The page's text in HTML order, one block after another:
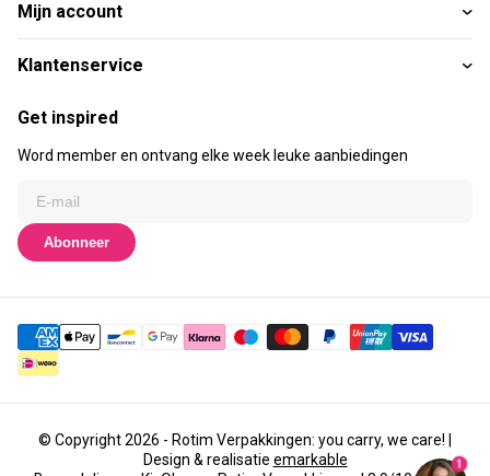
Mijn account
Klantenservice
Get inspired
Word member en ontvang elke week leuke aanbiedingen
Abonneer
© Copyright 2026 - Rotim Verpakkingen: you carry, we care! |
Design & realisatie emarkable
1